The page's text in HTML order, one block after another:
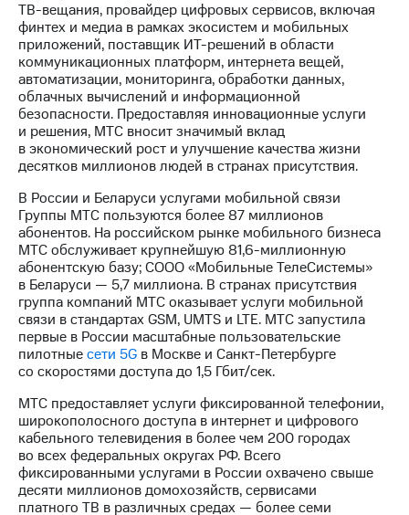
Медиа-центр
Пресс-
релизы
МТС
о технологиях
Достижения
Интервью
Финансовая
отчетность
Контакты
Новости
в
регионе
и акционерам
Корпоративное
управление
Корпоративный
секретарь
Раскрытие
информации
ТВ-вещания, провайдер цифровых сервисов, включая
финтех и медиа в рамках экосистем и мобильных
приложений, поставщик ИТ-решений в области
коммуникационных платформ, интернета вещей,
автоматизации, мониторинга, обработки данных,
облачных вычислений и информационной
безопасности. Предоставляя инновационные услуги
и решения, МТС вносит значимый вклад
в экономический рост и улучшение качества жизни
десятков миллионов людей в странах присутствия.
В России и Беларуси услугами мобильной связи
Группы МТС пользуются более 87 миллионов
абонентов. На российском рынке мобильного бизнеса
МТС обслуживает крупнейшую81,6-миллионную
абонентскую базу; СООО «Мобильные ТелеСистемы»
в Беларуси — 5,7 миллиона. В странах присутствия
группа компаний МТС оказывает услуги мобильной
связи в стандартах GSM, UMTS и LTE. МТС запустила
первые в России масштабные пользовательские
пилотныесети 5G в Москве и Санкт-Петербурге
со скоростями доступа до 1,5 Гбит/cек.
МТС предоставляет услуги фиксированной телефонии,
широкополосного доступа в интернет и цифрового
кабельного телевидения в более чем 200 городах
во всех федеральных округах РФ. Всего
фиксированными услугами в России охвачено свыше
десяти миллионов домохозяйств, сервисами
платного ТВ в различных средах — более семи